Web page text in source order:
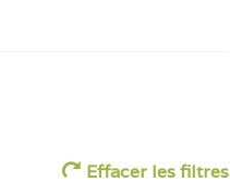
Effacer les filtres